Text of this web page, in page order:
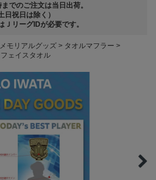
でのご注文は当日出荷。
日祝日は除く）
ＪリーグIDが必要です。
モリアルグッズ
タオルマフラー
ェイスタオル